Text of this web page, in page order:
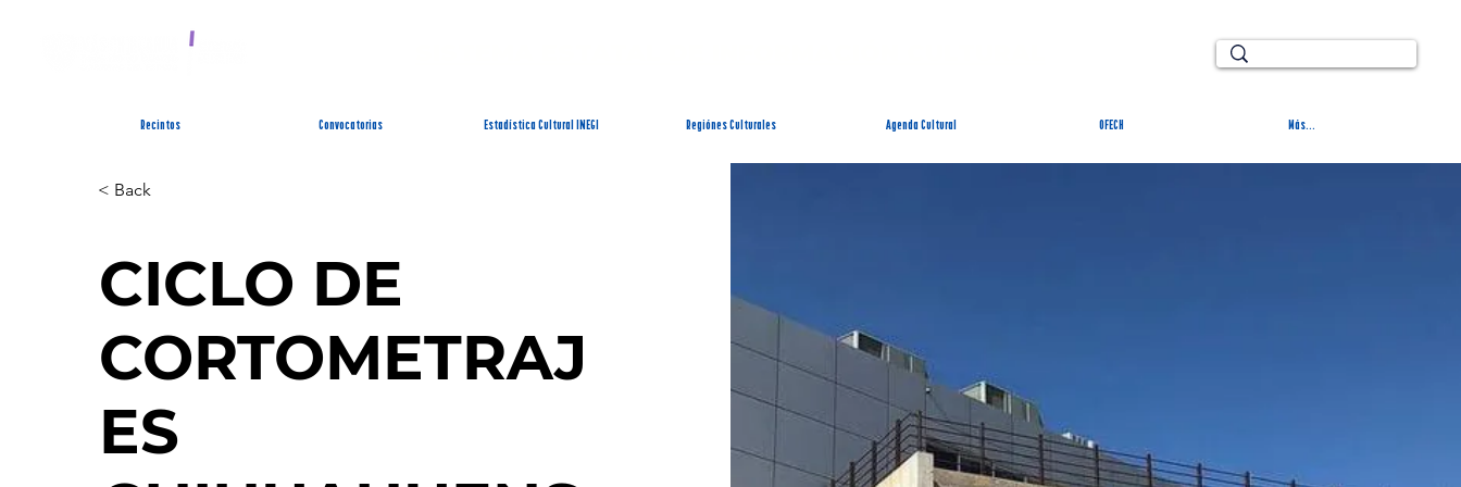
Recintos Convocatorias Estadística Cultural INEGI Regiónes Culturales Agenda Cultural OFECH Más...
< Back
CICLO DE
CORTOMETRAJ
ES